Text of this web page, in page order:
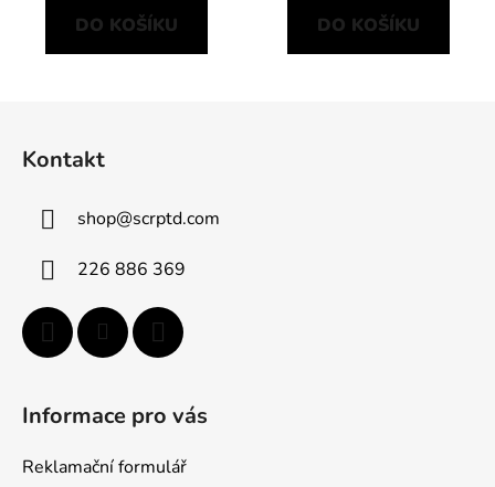
DO KOŠÍKU DO KOŠÍKU
Kontakt
shop@scrptd.com
226 886 369
Informace pro vás
Reklamační formulář